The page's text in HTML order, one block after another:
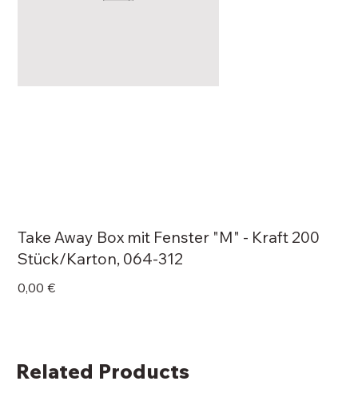
Take Away Box mit Fenster "M" - Kraft 200
Stück/Karton, 064-312
Price
0,00 €
Related Products